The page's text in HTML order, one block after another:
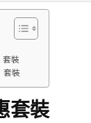
套裝
套裝
套裝